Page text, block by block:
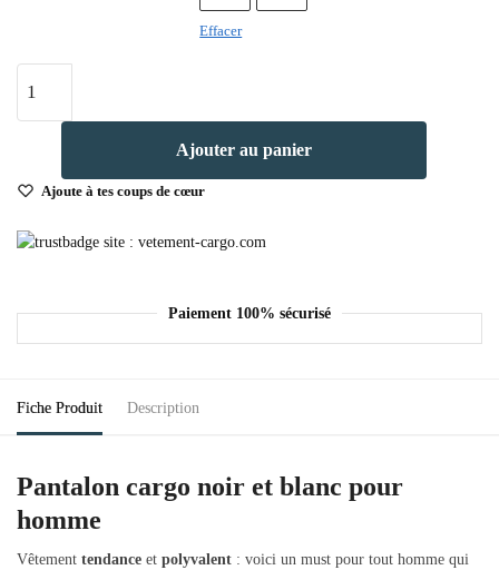
Effacer
de
Pantalon
Homme
Et
Ajouter au panier
Ajoute à tes coups de cœur
Paiement 100% sécurisé
Fiche Produit Description
Pantalon cargo noir et blanc pour
homme
Vêtement tendance et polyvalent : voici un must pour tout homme qui